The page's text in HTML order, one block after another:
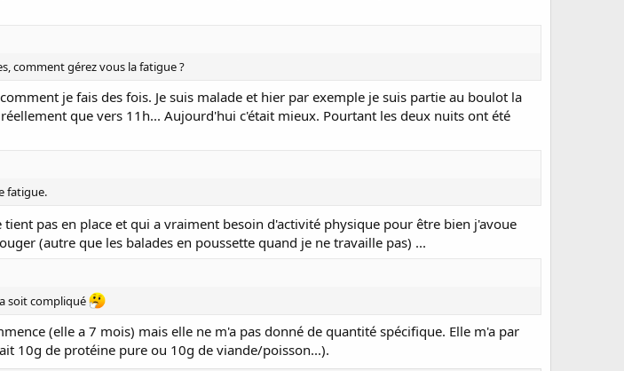
comment gérez vous la fatigue ?
je fais des fois. Je suis malade et hier par exemple je suis partie au boulot la
que vers 11h... Aujourd'hui c'était mieux. Pourtant les deux nuits ont été
fatigue.
tient pas en place et qui a vraiment besoin d'activité physique pour être bien j'avoue
(autre que les balades en poussette quand je ne travaille pas) ...
soit compliqué
(elle a 7 mois) mais elle ne m'a pas donné de quantité spécifique. Elle m'a par
10g de protéine pure ou 10g de viande/poisson...).